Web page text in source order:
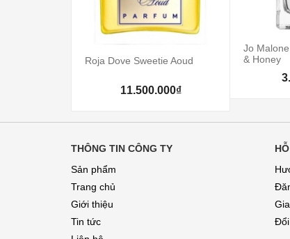
Roja Dove Sweetie Aoud
11.500.000₫
Jo
& Honey
THÔNG TIN CÔNG TY
Sản phẩm
Trang chủ
Giới thiệu
Tin tức